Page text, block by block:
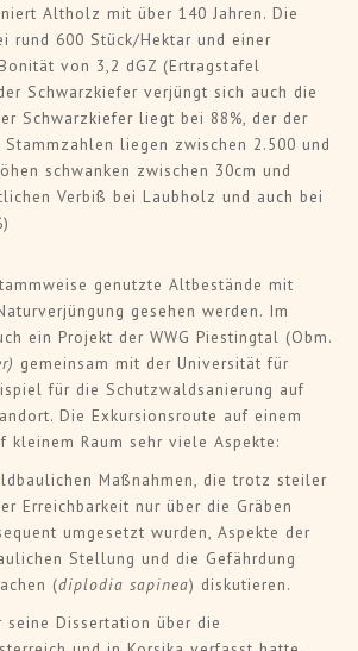
Altholz mit über 140 Jahren. Die
rund 600 Stück/Hektar und einer
von 3,2 dGZ (Ertragstafel
Schwarzkiefer verjüngt sich auch die
Schwarzkiefer liegt bei 88%, der der
Stammzahlen liegen zwischen 2.500 und
schwanken zwischen 30cm und
Verbiß bei Laubholz und auch bei
genutzte Altbestände mit
gesehen werden. Im
ein Projekt der WWG Piestingtal (Obm.
gemeinsam mit der Universität für
für die Schutzwaldsanierung auf
Die Exkursionsroute auf einem
kleinem Raum sehr viele Aspekte:
Maßnahmen, die trotz steiler
Erreichbarkeit nur über die Gräben
umgesetzt wurden, Aspekte der
Stellung und die Gefährdung
(diplodia sapinea) diskutieren.
seine Dissertation über die